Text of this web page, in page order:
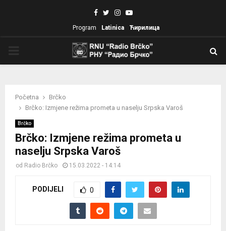
Facebook
TwitterInstagram
Youtube
Program Latinica Ћирилица
Početna
Brčko
Brčko: Izmjene režima prometa u naselju Srpska Varoš
Brčko
Brčko: Izmjene režima prometa u
naselju Srpska Varoš
od Radio Brčko 15.03.2022 - 14:14
PODIJELI 0